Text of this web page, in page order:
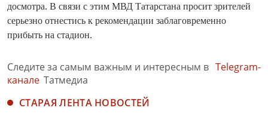
досмотра. В связи с этим МВД Татарстана просит зрителей
серьезно отнестись к рекомендации заблаговременно
прибыть на стадион.
Следите за самым важным и интересным в Telegram-
канале Татмедиа
СТАРАЯ ЛЕНТА НОВОСТЕЙ